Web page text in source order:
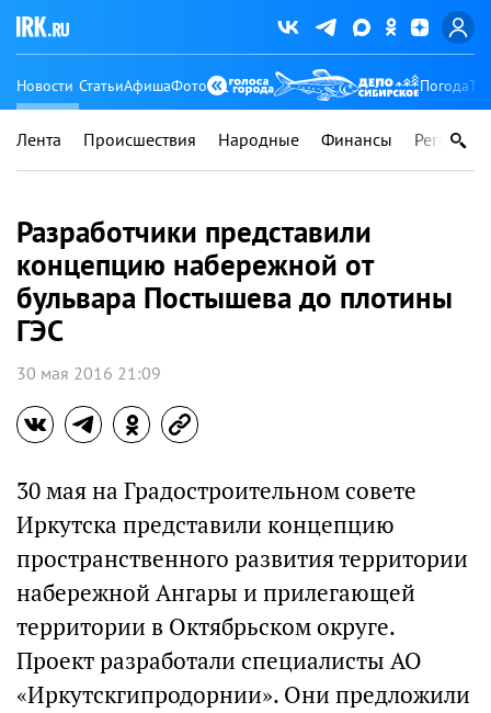
Новости СтатьиАфишаФото Погода
Лента Происшествия Народные Финансы Регионы
Разработчики представили
концепцию набережной от
бульвара Постышева до плотины
ГЭС
30 мая 2016 21:09
30 мая на Градостроительном совете
Иркутска представили концепцию
пространственного развития территории
набережной Ангары и прилегающей
территории в Октябрьском округе.
Проект разработали специалисты АО
«Иркутскгипродорнии». Они предложили